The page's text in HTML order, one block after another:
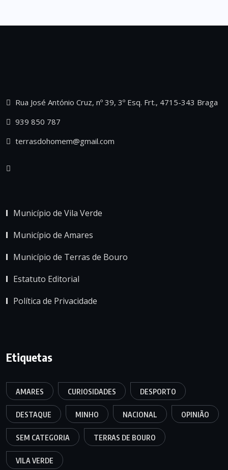
Rua José António Cruz, nº 39, 3º Esq. Frt., 4715-343 Braga
939 850 787
terrasdohomem@gmail.com
Município de Vila Verde
Município de Amares
Município de Terras de Bouro
Estatuto Editorial
Política de Privacidade
Etiquetas
AMARES CURIOSIDADES DESPORTO
DESTAQUE MINHO NACIONAL OPINIÃO
SEM CATEGORIA TERRAS DE BOURO
VILA VERDE